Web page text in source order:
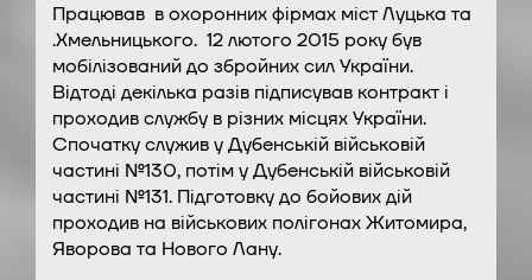
Працював в охоронних фірмах міст Луцька та
.Хмельницького. 12 лютого 2015 року був
мобілізований до збройних сил України.
Відтоді декілька разів підписував контракт і
проходив службу в різних місцях України.
Спочатку служив у Дубенській військовій
частині №130, потім у Дубенській військовій
частині №131. Підготовку до бойових дій
проходив на військових полігонах Житомира,
Яворова та Нового Лану.